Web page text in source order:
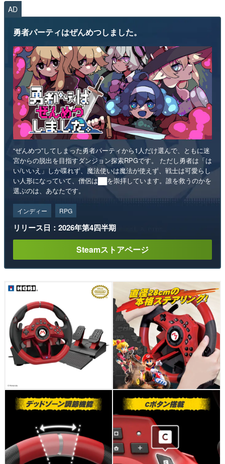
AD
勇者パーティはぜんめつしました。
“ぜんめつ”してしまった勇者パーティから1人だけ選んで、ともに迷
宮からの脱出を目指すダンジョン探索RPGです。 ただし勇者は「は
い/いいえ」しか喋れず、魔法使いは魔法が使えず、戦士は可愛らし
い人形になっていて、僧侶は██を崇拝しています。誰を救うのかを
選ぶのは、あなたです。
インディー RPG
リリース日：2026年第4四半期
Steamストアページ